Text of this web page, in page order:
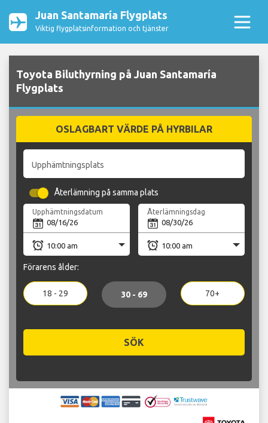
Juan Santamaría Flygplats
Viktig flygplatsinformation och tjänster
Toyota Biluthyrning på Juan Santamaría
Flygplats
OSLAGBART VÄRDE PÅ HYRBILAR
Upphämtningsplats
Återlämning på samma plats
Upphämtningsdatum Återlämningsdag
Förarens ålder:
18 - 29 30 - 69 70+
SÖK